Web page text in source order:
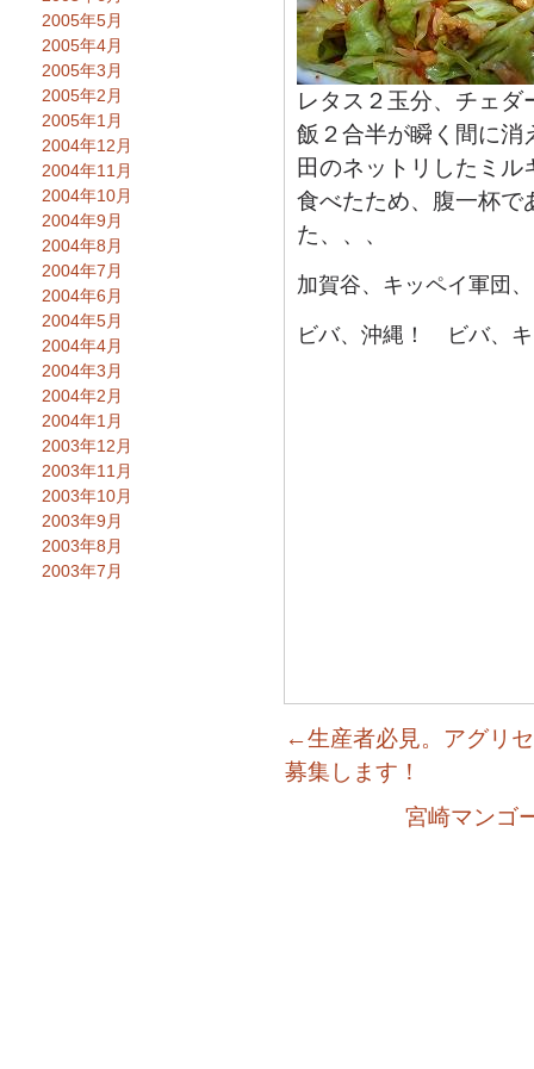
レタス２玉分、チェ
飯２合半が瞬く間に消
田のネットリしたミ
食べたため、腹一杯で
た、、、
加賀谷、キッペイ軍団
ビバ、沖縄！ ビバ、
←生産者必見。アグリ
募集します！
宮崎マンゴ
2005年5月
2005年4月
2005年3月
2005年2月
2005年1月
2004年12月
2004年11月
2004年10月
2004年9月
2004年8月
2004年7月
2004年6月
2004年5月
2004年4月
2004年3月
2004年2月
2004年1月
2003年12月
2003年11月
2003年10月
2003年9月
2003年8月
2003年7月